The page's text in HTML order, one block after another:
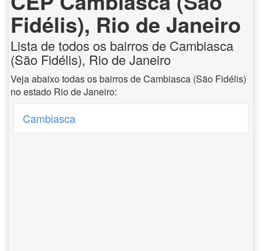
Fidélis), Rio de Janeiro
Lista de todos os bairros de Cambiasca
(São Fidélis), Rio de Janeiro
Veja abaixo todas os bairros de Cambiasca (São Fidélis)
no estado Rio de Janeiro:
Cambiasca